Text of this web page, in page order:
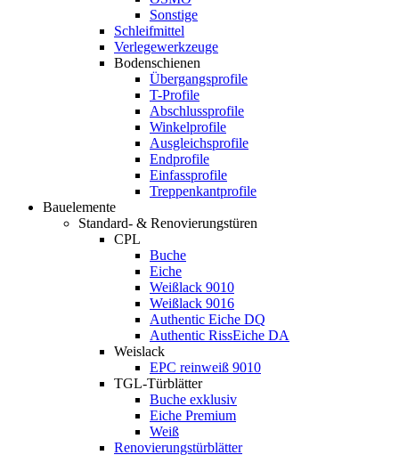
Sonstige
Schleifmittel
Verlegewerkzeuge
Bodenschienen
Übergangsprofile
T-Profile
Abschlussprofile
Winkelprofile
Ausgleichsprofile
Endprofile
Einfassprofile
Treppenkantprofile
Bauelemente
Standard- & Renovierungstüren
CPL
Buche
Eiche
Weißlack 9010
Weißlack 9016
Authentic Eiche DQ
Authentic RissEiche DA
Weislack
EPC reinweiß 9010
TGL-Türblätter
Buche exklusiv
Eiche Premium
Weiß
Renovierungstürblätter